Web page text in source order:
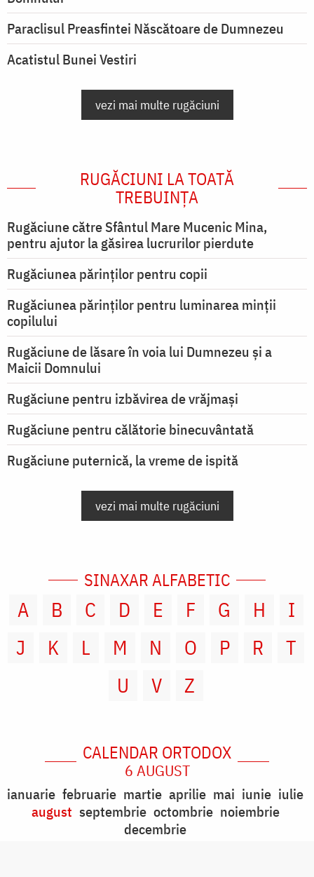
Paraclisul Preasfintei Născătoare de Dumnezeu
Acatistul Bunei Vestiri
vezi mai multe rugăciuni
RUGĂCIUNI LA TOATĂ
TREBUINȚA
Rugăciune către Sfântul Mare Mucenic Mina,
pentru ajutor la găsirea lucrurilor pierdute
Rugăciunea părinților pentru copii
Rugăciunea părinților pentru luminarea minţii
copilului
Rugăciune de lăsare în voia lui Dumnezeu şi a
Maicii Domnului
Rugăciune pentru izbăvirea de vrăjmași
Rugăciune pentru călătorie binecuvântată
Rugăciune puternică, la vreme de ispită
vezi mai multe rugăciuni
SINAXAR ALFABETIC
A B C D E F G H
I
J
K L M N O P R
T
U
V Z
CALENDAR ORTODOX
6 AUGUST
ianuarie februarie martie aprilie mai iunie iulie
august septembrie octombrie noiembrie
decembrie